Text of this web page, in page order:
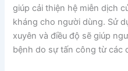
giúp cải thiện hệ miễn dịch
kháng cho người dùng. Sử
xuyên và điều độ sẽ giúp
bệnh do sự tấn công từ các